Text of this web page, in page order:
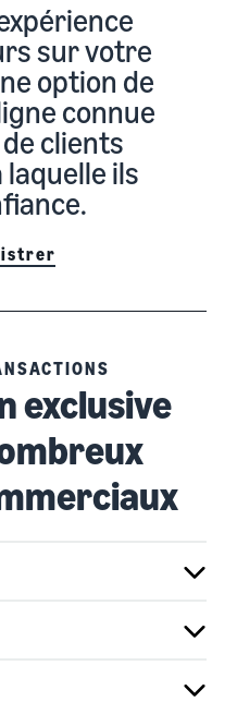
sur votre
option de
connue
clients
laquelle ils
exclusive